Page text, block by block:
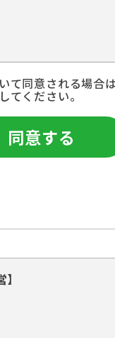
て同意される場合
てください。
同意する
】